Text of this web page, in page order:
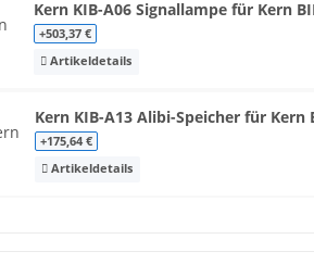
Kern KIB-A06 Signallampe für Kern
+503,37 €
Artikeldetails
Kern KIB-A13 Alibi-Speicher für Kern
+175,64 €
Artikeldetails